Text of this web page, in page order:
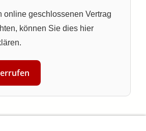
online geschlossenen Vertrag
können Sie dies hier